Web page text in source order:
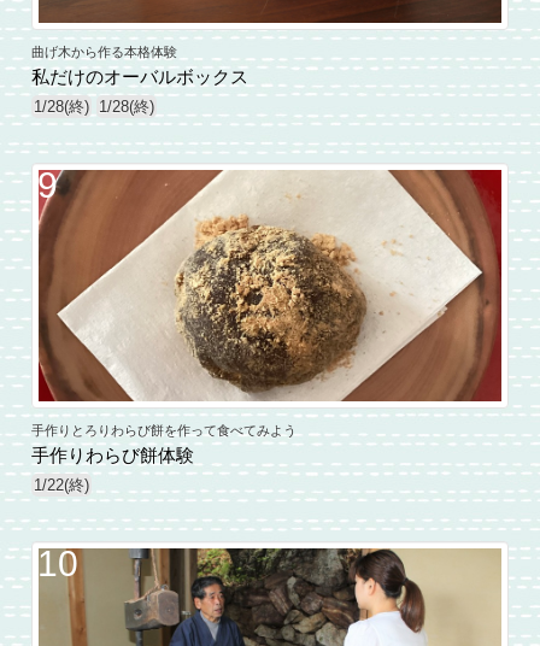
曲げ木から作る本格体験
私だけのオーバルボックス
1/28(終) 1/28(終)
9
手作りとろりわらび餅を作って食べてみよう
手作りわらび餅体験
1/22(終)
10